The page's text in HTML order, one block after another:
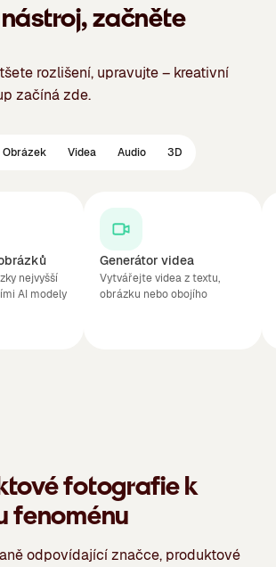
začněte
rozlišení, upravujte – kreativní
začíná zde.
Obrázek Videa Audio 3D
nejvyšší
AI modely
Generátor videa
Vytvářejte videa z textu,
obrázku nebo obojího
fotografie k
fenoménu
odpovídající značce, produktové